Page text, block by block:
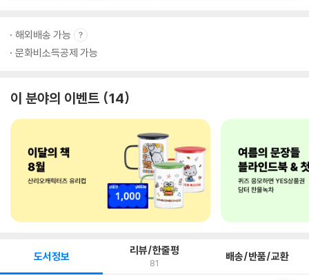
해외배송 가능
문화비소득공제 가능
이 분야의 이벤트 14
도서정보 리뷰/한줄평
81 배송/반품/교환